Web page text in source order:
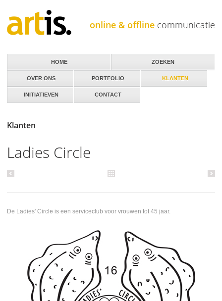
online & offline communicatie
Klanten
Ladies Circle
De Ladies' Circle is een serviceclub voor vrouwen tot 45 jaar.
HOME
OVER ONS PORTFOLIO KLANTEN
INITIATIEVEN CONTACT
ZOEKEN